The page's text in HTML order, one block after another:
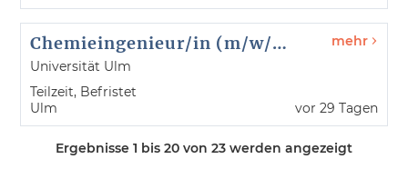
Chemieingenieur/in (m/w/d) - Institut für Organische Chemie II und Neue Materialien - Referenz-Nr. 26105
Universität Ulm
Teilzeit, Befristet
Ulm
mehr
vor 29 Tagen
Ergebnisse 1 bis 20 von 23 werden angezeigt